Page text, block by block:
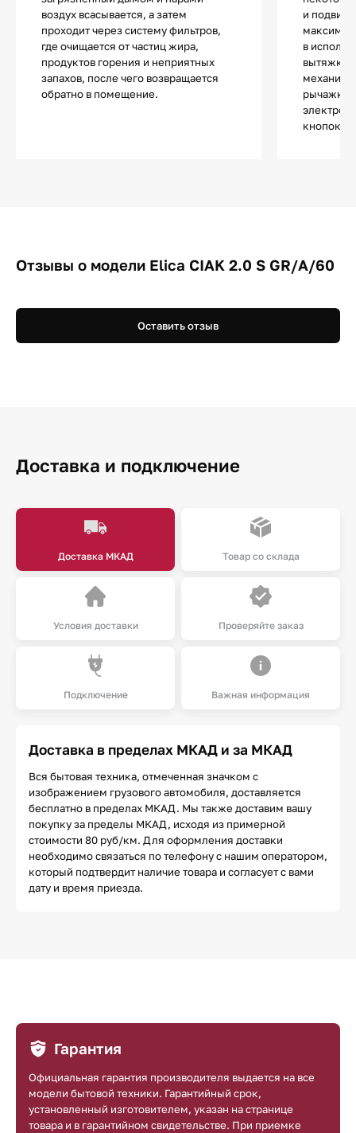
воздух всасывается, а затем
проходит через систему фильтров,
где очищается от частиц жира,
продуктов горения и неприятных
запахов, после чего возвращается
обратно в помещение.
и
в
вытяжки
кнопок и
Отзывы о модели Elica CIAK 2.0 S GR/A/60
Оставить отзыв
Доставка и подключение
Доставка МКАД Товар со склада
Условия доставки Проверяйте заказ
Подключение Важная информация
Доставка в пределах МКАД и за МКАД
Вся бытовая техника, отмеченная значком с
изображением грузового автомобиля, доставляется
бесплатно в пределах МКАД. Мы также доставим вашу
покупку за пределы МКАД, исходя из примерной
стоимости 80 руб/км. Для оформления доставки
необходимо связаться по телефону с нашим оператором,
который подтвердит наличие товара и согласует с вами
дату и время приезда.
Гарантия
Официальная гарантия производителя выдается на все
модели бытовой техники. Гарантийный срок,
установленный изготовителем, указан на странице
товара и в гарантийном свидетельстве. При приемке